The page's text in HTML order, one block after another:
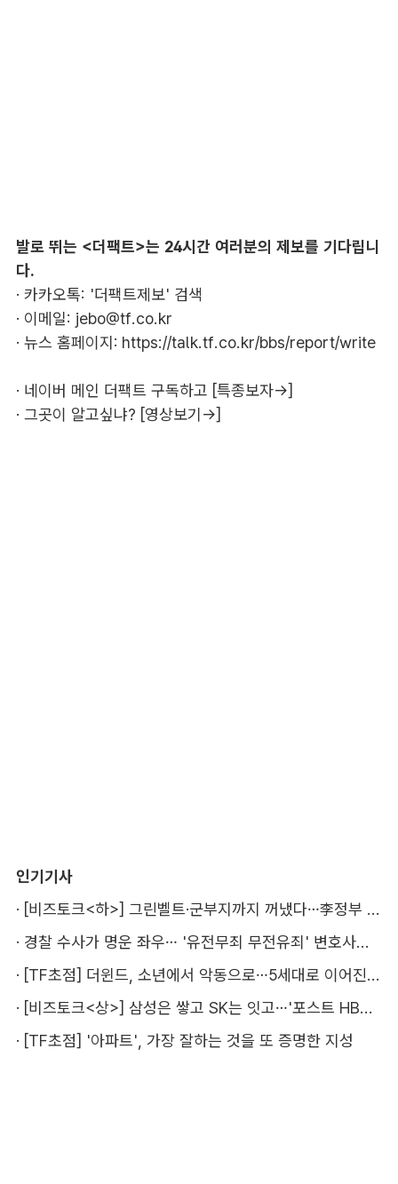
발로 뛰는 <더팩트>는 24시간 여러분의 제보를 기다립니
다.
· 카카오톡: '더팩트제보' 검색
· 이메일: jebo@tf.co.kr
· 뉴스 홈페이지: https://talk.tf.co.kr/bbs/report/write
· 네이버 메인 더팩트 구독하고 [특종보자→]
· 그곳이 알고싶냐? [영상보기→]
인기기사
·
[비즈토크<하>] 그린벨트·군부지까지 꺼냈다…李정부 '공급 속도전' 통할까
·
경찰 수사가 명운 좌우… '유전무죄 무전유죄' 변호사비 부담 우려
·
[TF초점] 더윈드, 소년에서 악동으로…5세대로 이어진 지코·박경
·
[비즈토크<상>] 삼성은 쌓고 SK는 잇고…'포스트 HBM' 주도권 누가 잡을까
· [TF초점] '아파트', 가장 잘하는 것을 또 증명한 지성